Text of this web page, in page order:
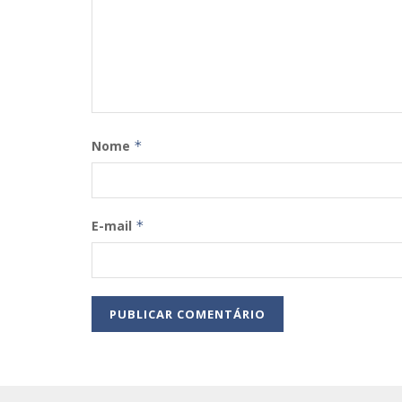
Nome *
E-mail *